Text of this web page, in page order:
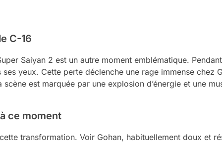
C-16
Saiyan 2 est un autre moment emblématique.
yeux. Cette perte déclenche une rage immense chez
est marquée par une explosion d’énergie et une
ce moment
transformation. Voir Gohan, habituellement doux et